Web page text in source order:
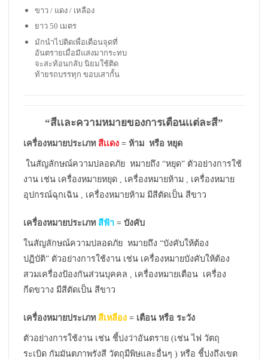
ขาว / แดง / เหลือง
ยาว 50 เมตร
มักนำไปติดเพื่อเตือนจุดที่
อันตรายเมื่อมีแสงมากระทบ
จะสะท้อนกลับ นิยมใช้ติด
ท้ายรถบรรทุก ขอบเสากั้น
“สีเเละความหมายของการเตือนเเต่ละสี”
เครื่องหมายประเภท สีเเดง = ห้าม หรือ หยุด
ในสัญลักษณ์ความปลอดภัย หมายถึง “หยุด” ตัวอย่างการใช้
งาน เช่น เครื่องหมายหยุด , เครื่องหมายห้าม , เครื่องหมาย
อุปกรณ์ฉุกเฉิน , เครื่องหมายห้าม มีสีตัดเป็น สีขาว
เครื่องหมายประเภท สีฟ้า = บังคับ
ในสัญลักษณ์ความปลอดภัย หมายถึง “บังคับให้ต้อง
ปฏิบัติ” ตัวอย่างการใช้งาน เช่น เครื่องหมายบังคับให้ต้อง
สวมเครื่องป้องกันส่วนบุคคล , เครื่องหมายเตือน เครื่อง
กีดขวาง มีสีตัดเป็น สีขาว
เครื่องหมายประเภท สีเหลือง = เตือน หรือ ระวัง
ตัวอย่างการใช้งาน เช่น ชี้บ่งว่าอันตราย (เช่น ไฟ วัตถุ
ระเบิด กัมมันตภาพรังสี วัตถุมีพิษและอื่นๆ ) หรือ ชี้บ่งถึงเขต